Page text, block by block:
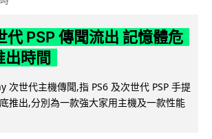
代 PSP 傳聞流出 記憶體危
出時間
次世代主機傳聞,指 PS6 及次世代 PSP 手提
推出,分別為一款強大家用主機及一款性能